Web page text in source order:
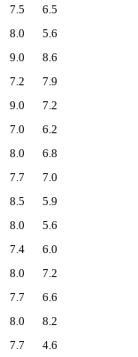
7.5
6.5
8.0
5.6
9.0
8.6
7.2
7.9
9.0
7.2
7.0
6.2
8.0
6.8
7.7
7.0
8.5
5.9
8.0
5.6
7.4
6.0
8.0
7.2
7.7
6.6
8.0
8.2
7.7
4.6